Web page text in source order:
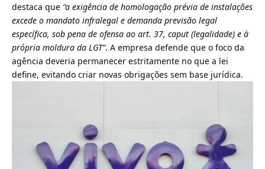
destaca que “a exigência de homologação prévia de instalações
excede o mandato infralegal e demanda previsão legal
específica, sob pena de ofensa ao art. 37, caput (legalidade) e à
própria moldura da LGT”. A empresa defende que o foco da
agência deveria permanecer estritamente no que a lei
define, evitando criar novas obrigações sem base jurídica.